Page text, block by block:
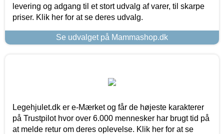
levering og adgang til et stort udvalg af varer, til skarpe
priser. Klik her for at se deres udvalg.
Se udvalget på Mammashop.dk
Legehjulet.dk er e-Mærket og får de højeste karakterer
på Trustpilot hvor over 6.000 mennesker har brugt tid på
at melde retur om deres oplevelse. Klik her for at se